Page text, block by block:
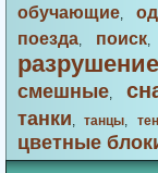
обучающие,
поезда, поиск,
разрушение
смешные,
танки,танцы,
цветные